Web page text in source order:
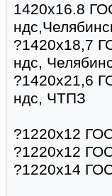
1420х16.8
?1420х18,7
ндс,
?1420х21,6
ндс, ЧТПЗ
?1220х12
?1220х12
?1220х14